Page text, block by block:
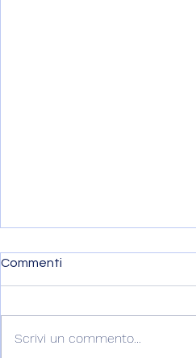
Commenti
Scrivi un commento...